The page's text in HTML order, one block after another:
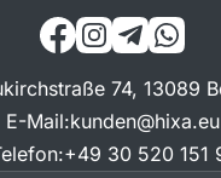
74, 13089
E-Mail:kunden@hixa.eu
:+49 30 520 151